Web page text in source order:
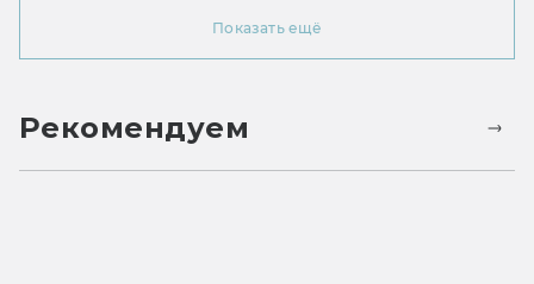
Показать ещё
Рекомендуем